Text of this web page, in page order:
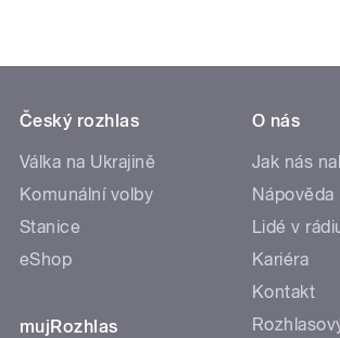
Český rozhlas
Válka na Ukrajině
Komunální volby
Stanice
eShop
mujRozhlas
O nás
Jak nás
Nápověda
Lidé v
Kariéra
Kontakt